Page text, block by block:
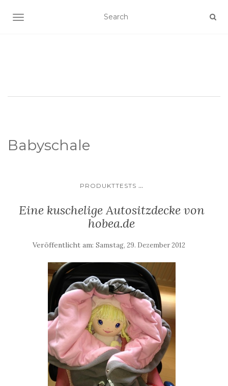
SCHALTE NAVIGATION
Babyschale
PRODUKTTESTS ...
Eine kuschelige Autositzdecke von
hobea.de
Veröffentlicht am: Samstag, 29. Dezember 2012